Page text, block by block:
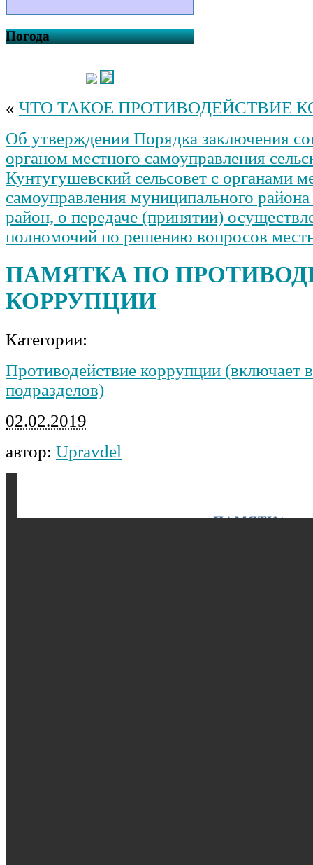
Погода
« ЧТО ТАКОЕ ПРОТИВОДЕЙСТВИЕ
Об утверждении Порядка заключения
органом местного самоуправления
Кунтугушевский сельсовет с органами
самоуправления муниципального района
район, о передаче (принятии)
полномочий по решению вопросов
ПАМЯТКА ПО
КОРРУПЦИИ
Категории:
Противодействие коррупции (включает
подразделов)
02.02.2019
автор: Upravdel